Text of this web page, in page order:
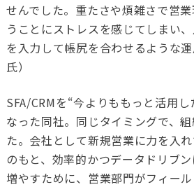
せんでした。重たさや煩雑さで営
うことにストレスを感じてしまい
を入力して帳尻を合わせるような
氏）
SFA/CRMを“今よりももっと活用
なった同社。同じタイミングで、
た。会社として新規営業に力を入
のもと、効率的かつデータドリブ
増やすために、営業部門がフィー